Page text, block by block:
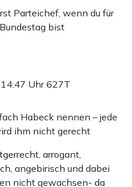
Parteichef, wenn du für
bist
Uhr627T
Habeck nennen – jede
ihm nicht gerecht
arrogant,
angebirisch und dabei
nicht gewachsen- da